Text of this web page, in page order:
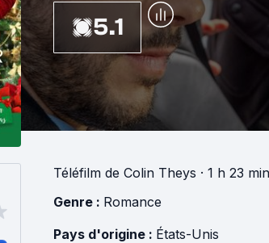
5.1
Téléfilm de Colin Theys · 1 h 23 min
Genre : Romance
Pays d'origine : États-Unis